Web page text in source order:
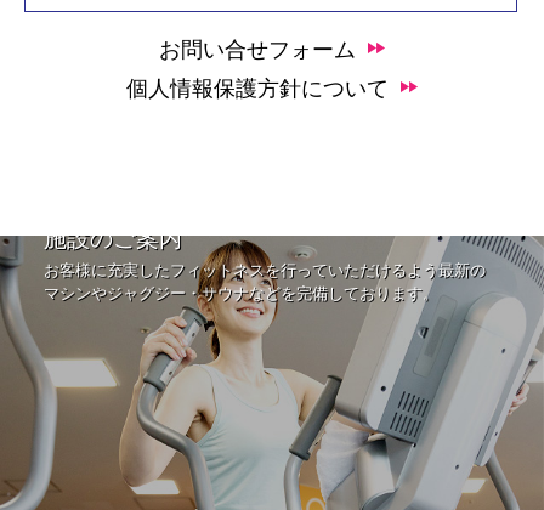
お問い合せフォーム
個人情報保護方針について
施設のご案内
お客様に充実したフィットネスを行っていただけるよう最新の
マシンやジャグジー・サウナなどを完備しております。